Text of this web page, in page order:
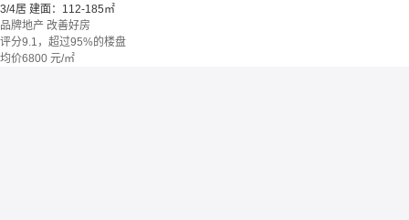
3/4居 建面：112-185㎡
品牌地产 改善好房
评分9.1，超过95%的楼盘
均价6800 元/㎡